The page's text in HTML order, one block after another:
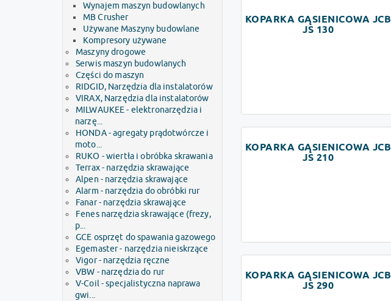
Wynajem maszyn budowlanych
MB Crusher
Używane Maszyny budowlane
Kompresory używane
Maszyny drogowe
Serwis maszyn budowlanych
Części do maszyn
RIDGID, Narzędzia dla instalatorów
VIRAX, Narzędzia dla instalatorów
MILWAUKEE - elektronarzędzia i
narzę...
HONDA - agregaty prądotwórcze i
moto...
RUKO - wiertła i obróbka skrawania
Terrax - narzędzia skrawające
Alpen - narzędzia skrawające
Alarm - narzędzia do obróbki rur
Fanar - narzędzia skrawające
Fenes narzędzia skrawające (frezy,
p...
GCE osprzęt do spawania gazowego
Egemaster - narzędzia nieiskrzące
Vigor - narzędzia ręczne
VBW - narzędzia do rur
V-Coil - specjalistyczna naprawa
gwi...
KOPARKA GĄSIENICOWA JCB
JS 130
KOPARKA GĄSIENICOWA JCB
JS 210
KOPARKA GĄSIENICOWA JCB
JS 290